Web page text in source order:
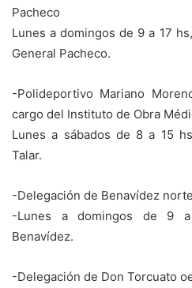
Pacheco
Lunes a domingos de 9 a 17
General Pacheco.
-Polideportivo Mariano
cargo del Instituto de Obra
Lunes a sábados de 8 a 15
Talar.
-Delegación de Benavídez norte
-Lunes a domingos de 9
Benavídez.
-Delegación de Don Torcuato